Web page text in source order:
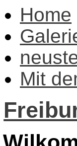
Home
Mit